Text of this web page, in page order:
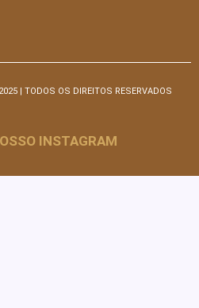
| TODOS OS DIREITOS RESERVADOS
INSTAGRAM